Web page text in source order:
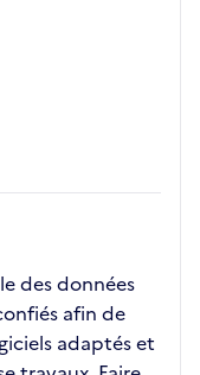
des données
afin de
adaptés et